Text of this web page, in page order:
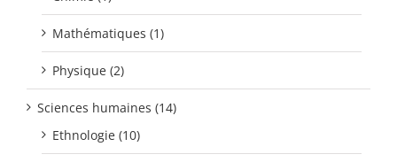
Mathématiques (1)
Physique (2)
Sciences humaines (14)
Ethnologie (10)